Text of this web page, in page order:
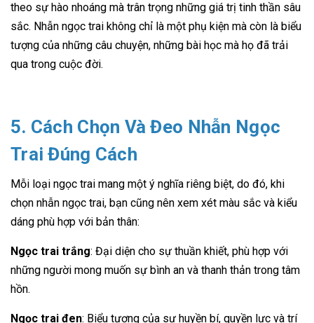
theo sự hào nhoáng mà trân trọng những giá trị tinh thần sâu
sắc. Nhẫn ngọc trai không chỉ là một phụ kiện mà còn là biểu
tượng của những câu chuyện, những bài học mà họ đã trải
qua trong cuộc đời.
5. Cách Chọn Và Đeo Nhẫn Ngọc
Trai Đúng Cách
Mỗi loại ngọc trai mang một ý nghĩa riêng biệt, do đó, khi
chọn nhẫn ngọc trai, bạn cũng nên xem xét màu sắc và kiểu
dáng phù hợp với bản thân:
Ngọc trai trắng: Đại diện cho sự thuần khiết, phù hợp với
những người mong muốn sự bình an và thanh thản trong tâm
hồn.
Ngọc trai đen: Biểu tượng của sự huyền bí, quyền lực và trí